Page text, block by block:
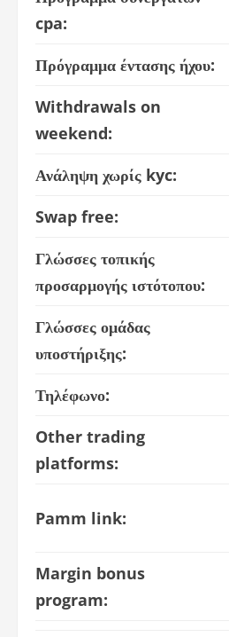
cpa:
Πρόγραμμα έντασης ήχου:
Withdrawals on
weekend:
Ανάληψη χωρίς kyc:
Swap free:
Γλώσσες τοπικής
προσαρμογής ιστότοπου:
Γλώσσες ομάδας
υποστήριξης:
Τηλέφωνο:
Other trading
platforms:
Pamm link:
Margin bonus
program: